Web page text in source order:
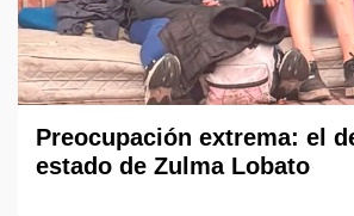
Preocupación extrema: el
estado de Zulma Lobato